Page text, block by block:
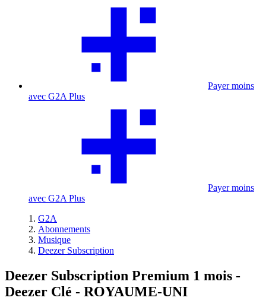
Payer moins
avec G2A Plus
Payer moins
avec G2A Plus
G2A
Abonnements
Musique
Deezer Subscription
Deezer Subscription Premium 1 mois -
Deezer Clé - ROYAUME-UNI